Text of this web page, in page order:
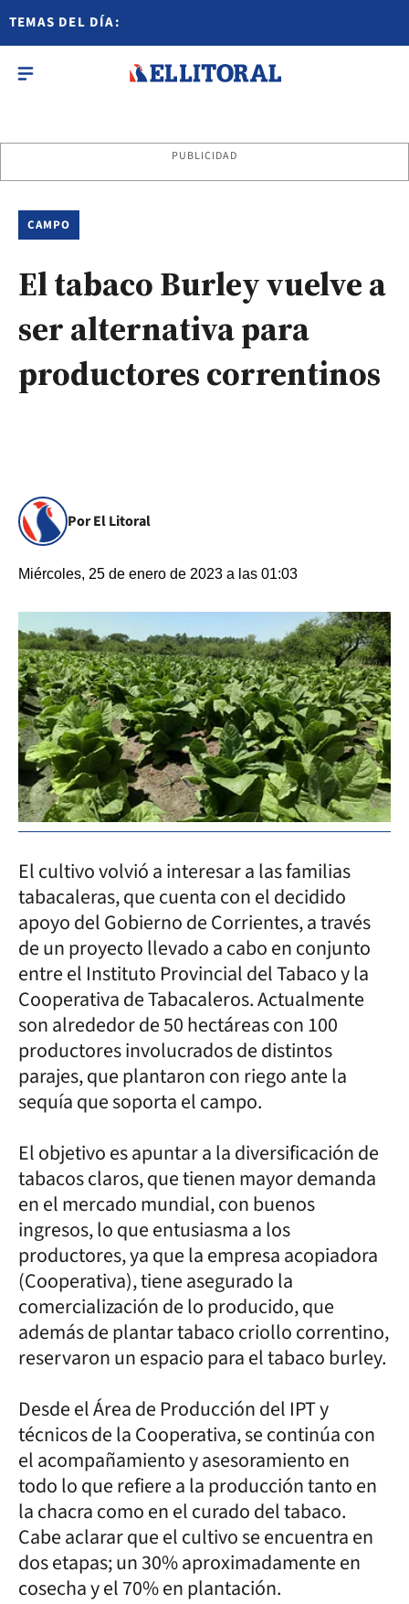
TEMAS DEL DÍA:
PUBLICIDAD
CAMPO
El tabaco Burley vuelve a
ser alternativa para
productores correntinos
Por El Litoral
Miércoles, 25 de enero de 2023 a las 01:03
El cultivo volvió a interesar a las familias
tabacaleras, que cuenta con el decidido
apoyo del Gobierno de Corrientes, a través
de un proyecto llevado a cabo en conjunto
entre el Instituto Provincial del Tabaco y la
Cooperativa de Tabacaleros. Actualmente
son alrededor de 50 hectáreas con 100
productores involucrados de distintos
parajes, que plantaron con riego ante la
sequía que soporta el campo.
El objetivo es apuntar a la diversificación de
tabacos claros, que tienen mayor demanda
en el mercado mundial, con buenos
ingresos, lo que entusiasma a los
productores, ya que la empresa acopiadora
(Cooperativa), tiene asegurado la
comercialización de lo producido, que
además de plantar tabaco criollo correntino,
reservaron un espacio para el tabaco burley.
Desde el Área de Producción del IPT y
técnicos de la Cooperativa, se continúa con
el acompañamiento y asesoramiento en
todo lo que refiere a la producción tanto en
la chacra como en el curado del tabaco.
Cabe aclarar que el cultivo se encuentra en
dos etapas; un 30% aproximadamente en
cosecha y el 70% en plantación.